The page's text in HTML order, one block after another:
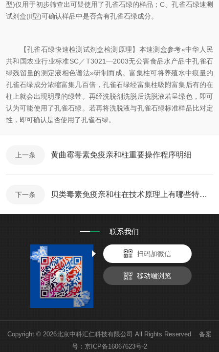
型)仅用于初步筛查出可疑使用了孔雀石绿的样品；C、孔雀石绿速测
试剂盒(Ⅱ型)可确认样品中是否含有孔雀石绿成分。
【孔雀石绿快速检测试剂盒检测原理】本速测盒参考«中华人民
共和国农业行业标准SC／T3021—2003无公害食品水产品中孔雀石
绿残留量的测定液相色谱法»研制而成。富集柱可将养殖水中痕量的
孔雀石绿成分浓缩富集几百倍，孔雀石绿经富集柱吸附富集后有的在
柱上就会出现明显的绿带。再经洗脱剂洗脱后洗脱液若呈绿色，即可
认为可能使用了孔雀石绿。若再将洗脱液与孔雀石绿标准样品比对定
性，即可确认是否使用了孔雀石绿。
上一条 黄曲霉毒素免疫亲和柱重要操作程序明细
下一条 贝类毒素免疫亲和柱在技术原理上有哪些特殊的地方？
联系我们
扫码加微信
移动端浏览
Copyright © 2026北京中科汇仁科技有限公司 All Rights Reserved 备案
号： 京ICP备16067623号-2